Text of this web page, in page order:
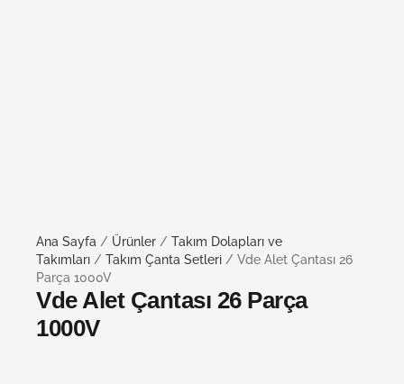
Ana Sayfa / Ürünler / Takım Dolapları ve
Takımları / Takım Çanta Setleri / Vde Alet Çantası 26
Parça 1000V
Vde Alet Çantası 26 Parça
1000V